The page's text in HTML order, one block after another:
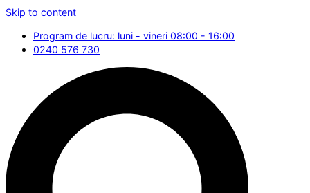
Skip to content
Program de lucru: luni - vineri 08:00 - 16:00
0240 576 730